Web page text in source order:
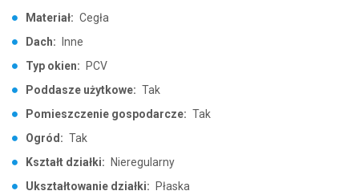
Materiał: Cegła
Dach: Inne
Typ okien: PCV
Poddasze użytkowe: Tak
Pomieszczenie gospodarcze: Tak
Ogród: Tak
Kształt działki: Nieregularny
Ukształtowanie działki: Płaska